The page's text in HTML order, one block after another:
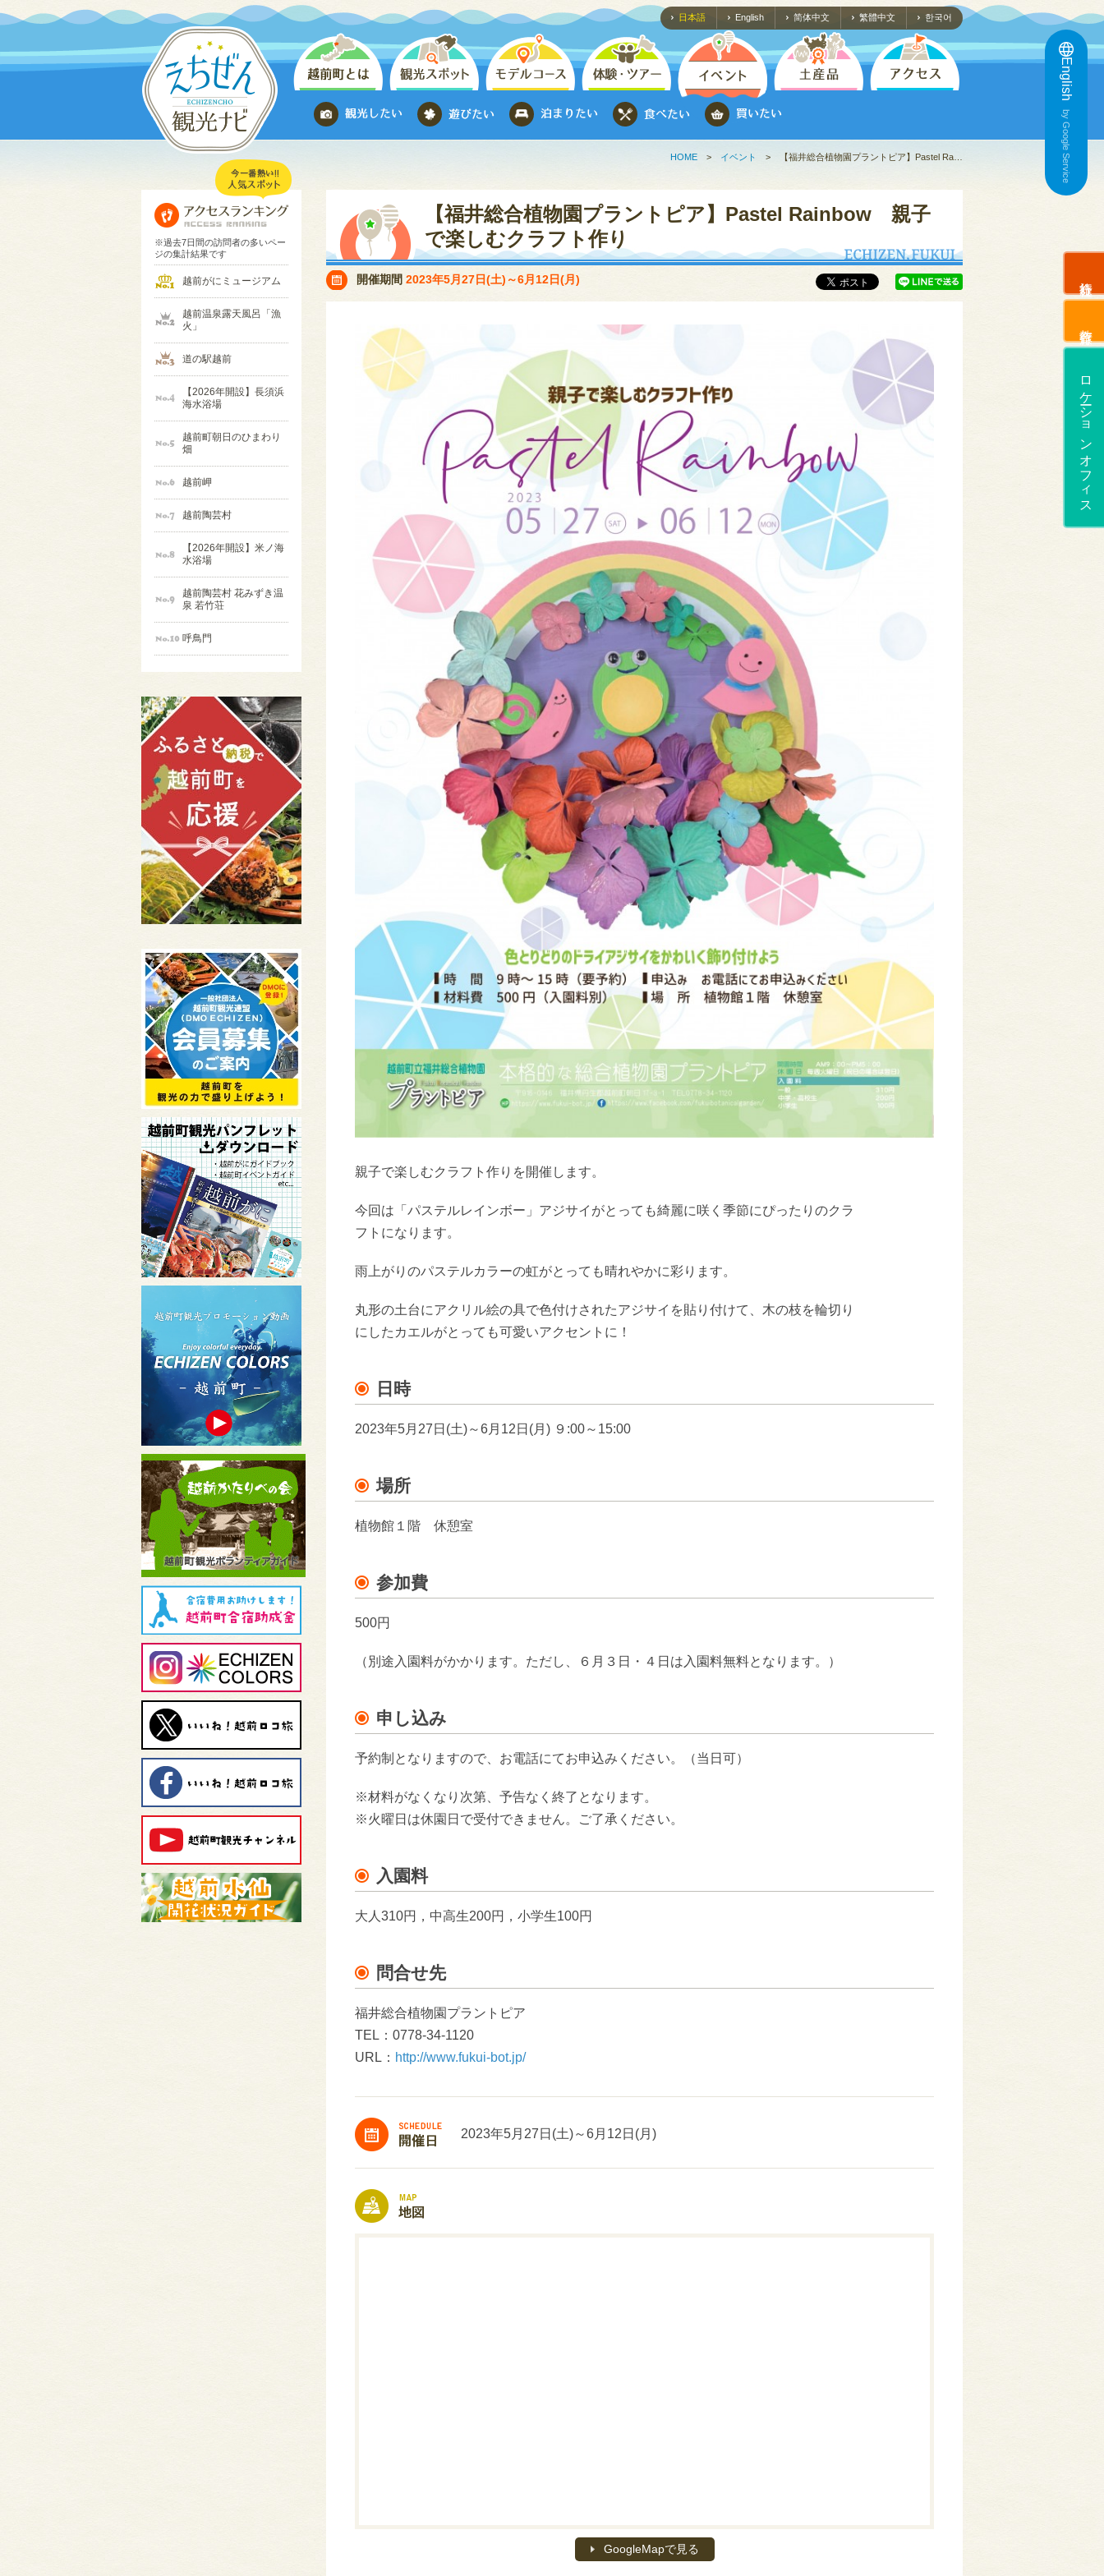
日本語 English 简体中文 繁體中文 한국어
English
by Google Service
HOME > イベント > 【福井総合植物園プラントピア】Pastel Ra…
※過去7日間の訪問者の多いペー
ジの集計結果です
越前がにミュージアム
越前温泉露天風呂「漁
火」
道の駅越前
【2026年開設】長須浜
海水浴場
越前町朝日のひまわり
畑
越前岬
越前陶芸村
【2026年開設】米ノ海
水浴場
越前陶芸村 花みずき温
泉 若竹荘
呼鳥門
【福井総合植物園プラントピア】Pastel Rainbow 親子
で楽しむクラフト作り
開催期間 2023年5月27日(土)～6月12日(月)
親子で楽しむクラフト作りを開催します。
今回は「パステルレインボー」アジサイがとっても綺麗に咲く季節にぴったりのクラ
フトになります。
雨上がりのパステルカラーの虹がとっても晴れやかに彩ります。
丸形の土台にアクリル絵の具で色付けされたアジサイを貼り付けて、木の枝を輪切り
にしたカエルがとっても可愛いアクセントに！
日時
2023年5月27日(土)～6月12日(月) ９:00～15:00
場所
植物館１階 休憩室
参加費
500円
（別途入園料がかかります。ただし、６月３日・４日は入園料無料となります。）
申し込み
予約制となりますので、お電話にてお申込みください。（当日可）
※材料がなくなり次第、予告なく終了となります。
※火曜日は休園日で受付できません。ご了承ください。
入園料
大人310円，中高生200円，小学生100円
問合せ先
福井総合植物園プラントピア
TEL：0778-34-1120
URL： http://www.fukui-bot.jp/
2023年5月27日(土)～6月12日(月)
GoogleMapで見る
ロケーションオフィス